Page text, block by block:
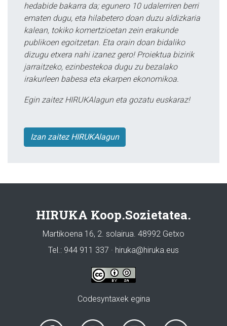
hedabide bakarra da; egunero 10 udalerriren berri
ematen dugu, eta hilabetero doan duzu aldizkaria
kalean, tokiko komertzioetan zein erakunde
publikoen egoitzetan. Eta orain doan bidaliko
dizugu etxera nahi izanez gero! Proiektua bizirik
jarraitzeko, ezinbestekoa dugu zu bezalako
irakurleen babesa eta ekarpen ekonomikoa.
Egin zaitez HIRUKAlagun eta gozatu euskaraz!
Izan zaitez HIRUKAlagun
HIRUKA Koop.Sozietatea.
Martikoena 16, 2. solairua. 48992 Getxo
Tel.: 944 911 337 · hiruka@hiruka.eus
Codesyntaxek egina